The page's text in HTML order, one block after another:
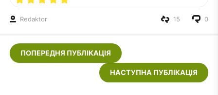
Redaktor 0
15
ПОПЕРЕДНЯ ПУБЛІКАЦІЯ
НАСТУПНА ПУБЛІКАЦІЯ